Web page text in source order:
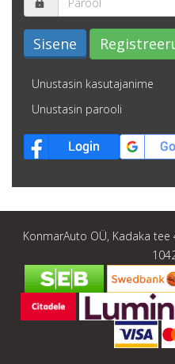
Sisene
Unustasin kasutajanime
Unustasin parooli
KonmarAuto OÜ, Kadaka tee